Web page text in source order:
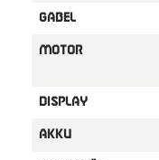
GABEL
MOTOR
DISPLAY
AKKU